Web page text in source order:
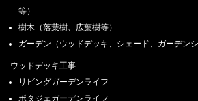
等）
樹木（落葉樹、広葉樹等）
ガーデン（ウッドデッキ、シェード、ガーデン
ウッドデッキ工事
リビングガーデンライフ
ポタジェガーデンライフ